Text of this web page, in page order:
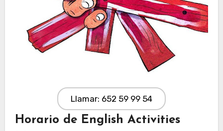
Llamar: 652 59 99 54
Horario de English Activities